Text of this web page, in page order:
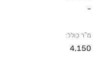
-
מ"ר כולל:
4,150